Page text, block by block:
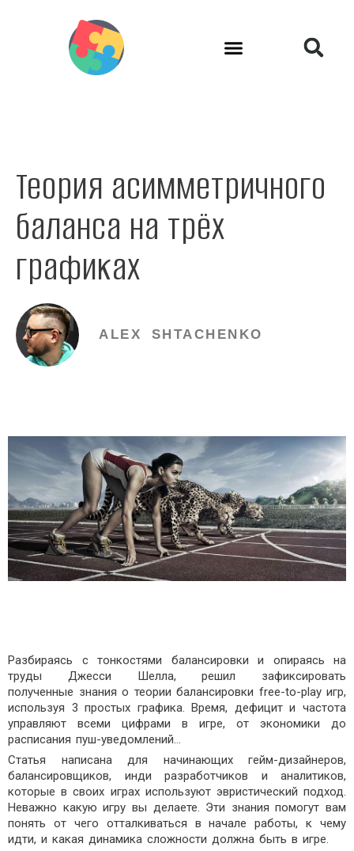
Теория асимметричного
баланса на трёх
графиках
ALEX SHTACHENKO
Разбираясь с тонкостями балансировки и опираясь на
труды Джесси Шелла, решил зафиксировать
полученные знания о теории балансировки free-to-play игр,
используя 3 простых графика. Время, дефицит и частота
управляют всеми цифрами в игре, от экономики до
расписания пуш-уведомлений…
Статья написана для начинающих гейм-дизайнеров,
балансировщиков, инди разработчиков и аналитиков,
которые в своих играх используют эвристический подход.
Неважно какую игру вы делаете. Эти знания помогут вам
понять от чего отталкиваться в начале работы, к чему
идти, и какая динамика сложности должна быть в игре.